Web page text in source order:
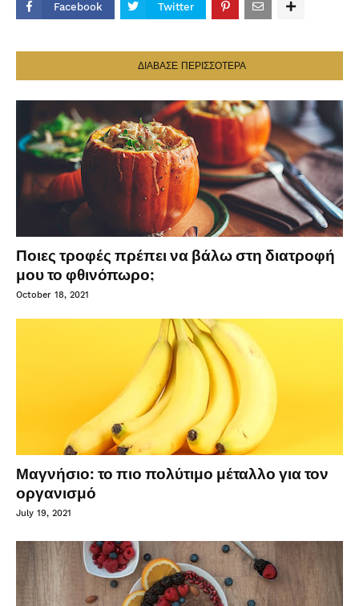
Facebook Twitter
ΔΙΑΒΑΣΕ ΠΕΡΙΣΣΟΤΕΡΑ
Ποιες τροφές πρέπει να βάλω στη διατροφή
μου το φθινόπωρο;
October 18, 2021
Μαγνήσιο: το πιο πολύτιμο μέταλλο για τον
οργανισμό
July 19, 2021